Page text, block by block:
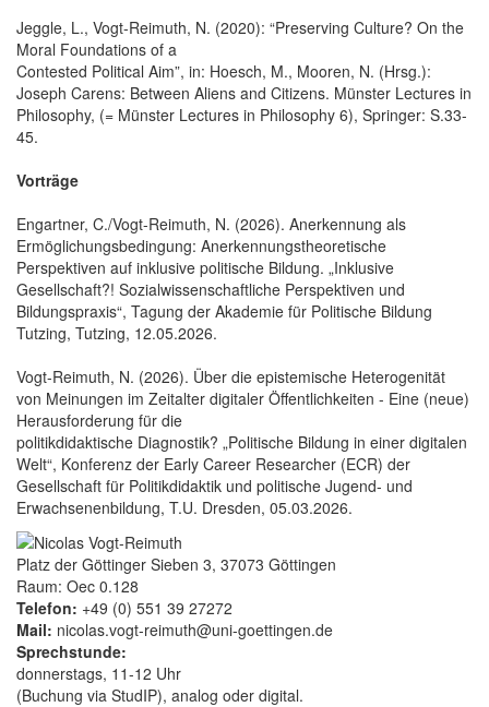
Jeggle, L., Vogt-Reimuth, N. (2020): “Preserving Culture? On the
Moral Foundations of a
Contested Political Aim”, in: Hoesch, M., Mooren, N. (Hrsg.):
Joseph Carens: Between Aliens and Citizens. Münster Lectures in
Philosophy, (= Münster Lectures in Philosophy 6), Springer: S.33-
45.
Vorträge
Engartner, C./Vogt-Reimuth, N. (2026). Anerkennung als
Ermöglichungsbedingung: Anerkennungstheoretische
Perspektiven auf inklusive politische Bildung. „Inklusive
Gesellschaft?! Sozialwissenschaftliche Perspektiven und
Bildungspraxis“, Tagung der Akademie für Politische Bildung
Tutzing, Tutzing, 12.05.2026.
Vogt-Reimuth, N. (2026). Über die epistemische Heterogenität
von Meinungen im Zeitalter digitaler Öffentlichkeiten - Eine (neue)
Herausforderung für die
politikdidaktische Diagnostik? „Politische Bildung in einer digitalen
Welt“, Konferenz der Early Career Researcher (ECR) der
Gesellschaft für Politikdidaktik und politische Jugend- und
Erwachsenenbildung, T.U. Dresden, 05.03.2026.
Platz der Göttinger Sieben 3, 37073 Göttingen
Raum: Oec 0.128
Telefon: +49 (0) 551 39 27272
Mail: nicolas.vogt-reimuth@uni-goettingen.de
Sprechstunde:
donnerstags, 11-12 Uhr
(Buchung via StudIP), analog oder digital.